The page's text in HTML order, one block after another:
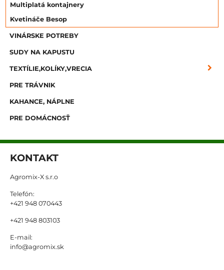
Multiplatá kontajnery
Kvetináče Besop
VINÁRSKE POTREBY
SUDY NA KAPUSTU
TEXTÍLIE,KOLÍKY,VRECIA
PRE TRÁVNIK
KAHANCE, NÁPLNE
PRE DOMÁCNOSŤ
KONTAKT
Agromix-X s.r.o
Telefón:
+421 948 070443
+421 948 803103
E-mail:
info@agromix.sk